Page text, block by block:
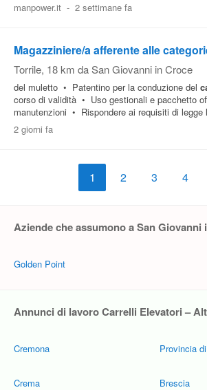
manpower.it - 2 settimane fa
Magazziniere/a afferente alle
Torrile, 18 km da San Giovanni in Croce
del muletto • Patentino per la conduzione del
corso di validità • Uso gestionali e pacchetto
manutenzioni • Rispondere ai requisiti di legge
2 giorni fa
1 2 3 4
Aziende che assumono a San Giovanni
Golden Point
Annunci di lavoro Carrelli Elevatori –
Cremona
Crema
Provincia
Brescia